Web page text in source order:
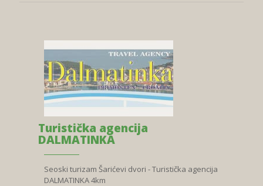
Turistička agencija
DALMATINKA
Seoski turizam Šarićevi dvori - Turistička agencija
DALMATINKA 4km